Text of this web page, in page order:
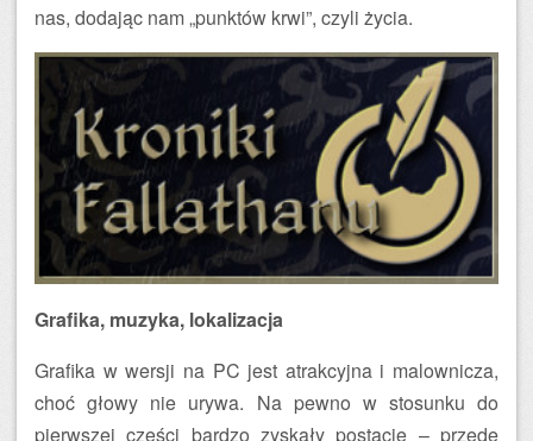
nas, dodając nam „punktów krwi”, czyli życia.
Grafika, muzyka, lokalizacja
Grafika w wersji na PC jest atrakcyjna i malownicza,
choć głowy nie urywa. Na pewno w stosunku do
pierwszej części bardzo zyskały postacie – przede